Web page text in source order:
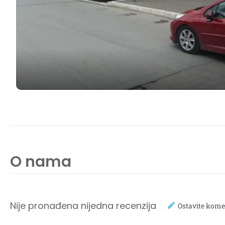
O nama
Nije pronađena nijedna recenzija Ostavite